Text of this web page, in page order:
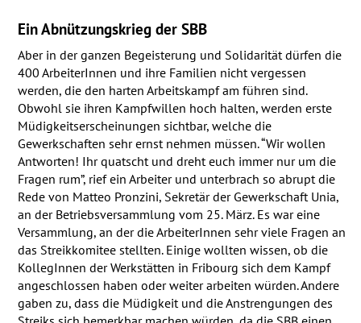
Ein Abnützungskrieg der SBB
Aber in der ganzen Begeisterung und Solidarität dürfen die
400 ArbeiterInnen und ihre Familien nicht vergessen
werden, die den harten Arbeitskampf am führen sind.
Obwohl sie ihren Kampfwillen hoch halten, werden erste
Müdigkeitserscheinungen sichtbar, welche die
Gewerkschaften sehr ernst nehmen müssen. “Wir wollen
Antworten! Ihr quatscht und dreht euch immer nur um die
Fragen rum”, rief ein Arbeiter und unterbrach so abrupt die
Rede von Matteo Pronzini, Sekretär der Gewerkschaft Unia,
an der Betriebsversammlung vom 25. März. Es war eine
Versammlung, an der die ArbeiterInnen sehr viele Fragen an
das Streikkomitee stellten. Einige wollten wissen, ob die
KollegInnen der Werkstätten in Fribourg sich dem Kampf
angeschlossen haben oder weiter arbeiten würden. Andere
gaben zu, dass die Müdigkeit und die Anstrengungen des